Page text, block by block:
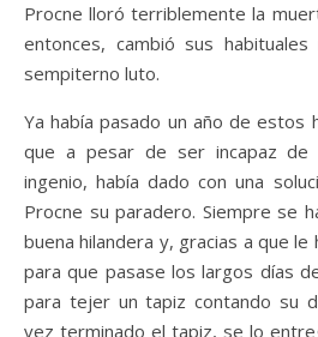
Procne lloró terriblemente la
entonces, cambió sus
sempiterno luto.
Ya había pasado un año de estos
que a pesar de ser incapaz de
ingenio, había dado con una
Procne su paradero. Siempre se
buena hilandera y, gracias a que
para que pasase los largos días
para tejer un tapiz contando su
vez terminado el tapiz, se lo